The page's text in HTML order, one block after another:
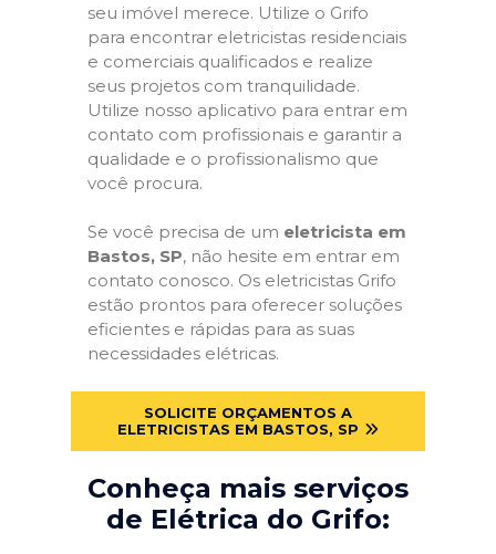
seu imóvel merece. Utilize o Grifo
para encontrar eletricistas residenciais
e comerciais qualificados e realize
seus projetos com tranquilidade.
Utilize nosso aplicativo para entrar em
contato com profissionais e garantir a
qualidade e o profissionalismo que
você procura.
Se você precisa de um eletricista em
Bastos, SP, não hesite em entrar em
contato conosco. Os eletricistas Grifo
estão prontos para oferecer soluções
eficientes e rápidas para as suas
necessidades elétricas.
SOLICITE ORÇAMENTOS A
ELETRICISTAS EM BASTOS, SP
Conheça mais serviços
de Elétrica do Grifo: